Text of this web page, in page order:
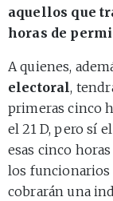
aquellos que
horas de
A quienes,
electoral,
primeras cinco
el 21 D, pero sí
esas cinco
los funcionarios
cobrarán una